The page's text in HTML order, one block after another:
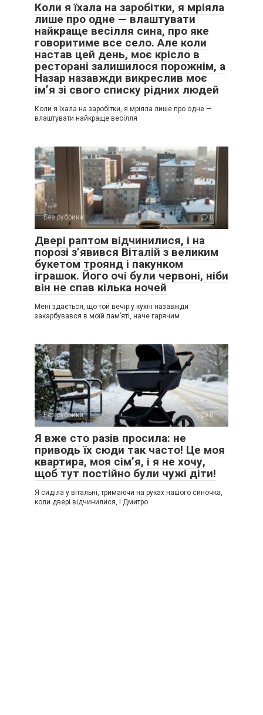
Коли я їхала на заробітки, я мріяла
лише про одне — влаштувати
найкраще весілля сина, про яке
говоритиме все село. Але коли
настав цей день, моє крісло в
ресторані залишилося порожнім, а
Назар назавжди викреслив моє
ім’я зі свого списку рідних людей
Коли я їхала на заробітки, я мріяла лише про одне —
влаштувати найкраще весілля
Без рубрики 0
Двері раптом відчинилися, і на
порозі з’явився Віталій з великим
букетом троянд і пакунком
іграшок. Його очі були червоні, ніби
він не спав кілька ночей
Мені здається, що той вечір у кухні назавжди
закарбувався в моїй пам’яті, наче гарячим
Без рубрики 0
Я вже сто разів просила: не
приводь їх сюди так часто! Це моя
квартира, моя сім’я, і я не хочу,
щоб тут постійно були чужі діти!
Я сиділа у вітальні, тримаючи на руках нашого синочка,
коли двері відчинилися, і Дмитро